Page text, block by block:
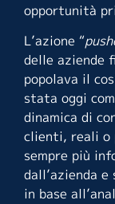
opportunità
L’azione “
delle aziende
popolava il
stata oggi
dinamica di
clienti, reali o
sempre più
dall’azienda
in base